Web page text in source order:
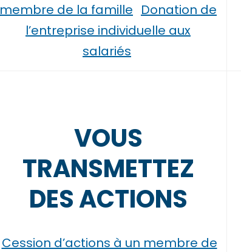
membre de la famille Donation de
l’entreprise individuelle aux
salariés
VOUS
TRANSMETTEZ
DES ACTIONS
Cession d’actions à un membre de